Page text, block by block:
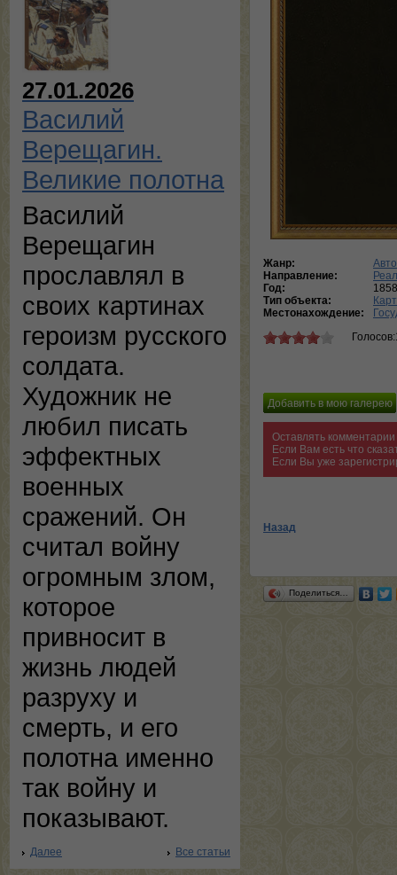
27.01.2026
Василий
Верещагин.
Великие полотна
Василий
Верещагин
прославлял в
своих картинах
героизм русского
солдата.
Художник не
любил писать
эффектных
военных
сражений. Он
считал войну
огромным злом,
которое
привносит в
жизнь людей
разруху и
смерть, и его
полотна именно
так войну и
показывают.
Далее Все статьи
Жанр:
Направление:
Год:
1858
Тип объекта:
Местонахождение:
Оставлять
Если Вам есть что
Если Вы уже
Назад
Поделиться…